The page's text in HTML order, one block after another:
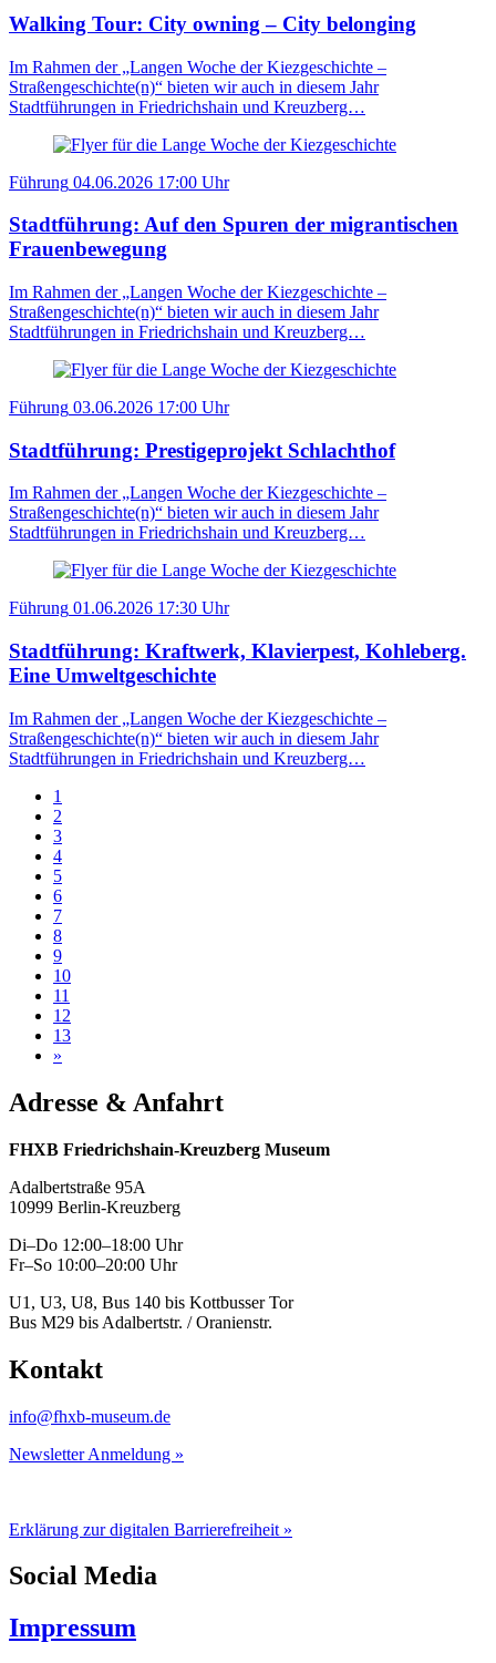
Walking Tour: City owning – City belonging
Im Rahmen der „Langen Woche der Kiezgeschichte –
Straßengeschichte(n)“ bieten wir auch in diesem Jahr
Stadtführungen in Friedrichshain und Kreuzberg…
Führung 04.06.2026 17:00 Uhr
Stadtführung: Auf den Spuren der migrantischen
Frauenbewegung
Im Rahmen der „Langen Woche der Kiezgeschichte –
Straßengeschichte(n)“ bieten wir auch in diesem Jahr
Stadtführungen in Friedrichshain und Kreuzberg…
Führung 03.06.2026 17:00 Uhr
Stadtführung: Prestigeprojekt Schlachthof
Im Rahmen der „Langen Woche der Kiezgeschichte –
Straßengeschichte(n)“ bieten wir auch in diesem Jahr
Stadtführungen in Friedrichshain und Kreuzberg…
Führung 01.06.2026 17:30 Uhr
Stadtführung: Kraftwerk, Klavierpest, Kohleberg.
Eine Umweltgeschichte
Im Rahmen der „Langen Woche der Kiezgeschichte –
Straßengeschichte(n)“ bieten wir auch in diesem Jahr
Stadtführungen in Friedrichshain und Kreuzberg…
1
2
3
4
5
6
7
8
9
10
11
12
13
»
Adresse & Anfahrt
FHXB Friedrichshain-Kreuzberg Museum
Adalbertstraße 95A
10999 Berlin-Kreuzberg
Di–Do 12:00–18:00 Uhr
Fr–So 10:00–20:00 Uhr
U1, U3, U8, Bus 140 bis Kottbusser Tor
Bus M29 bis Adalbertstr. / Oranienstr.
Kontakt
info@fhxb-museum.de
Newsletter Anmeldung »
Erklärung zur digitalen Barrierefreiheit »
Social Media
Impressum